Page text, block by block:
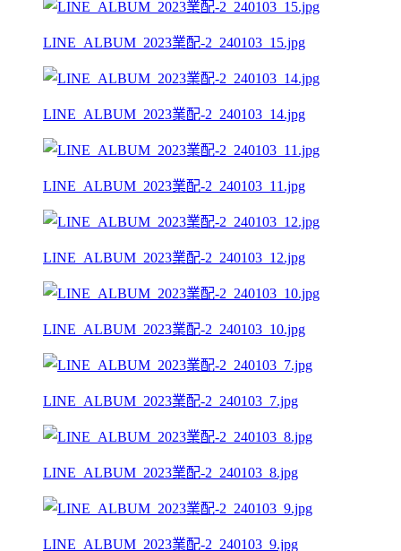
LINE_ALBUM_2023業配-2_240103_15.jpg
LINE_ALBUM_2023業配-2_240103_14.jpg
LINE_ALBUM_2023業配-2_240103_11.jpg
LINE_ALBUM_2023業配-2_240103_12.jpg
LINE_ALBUM_2023業配-2_240103_10.jpg
LINE_ALBUM_2023業配-2_240103_7.jpg
LINE_ALBUM_2023業配-2_240103_8.jpg
LINE_ALBUM_2023業配-2_240103_9.jpg